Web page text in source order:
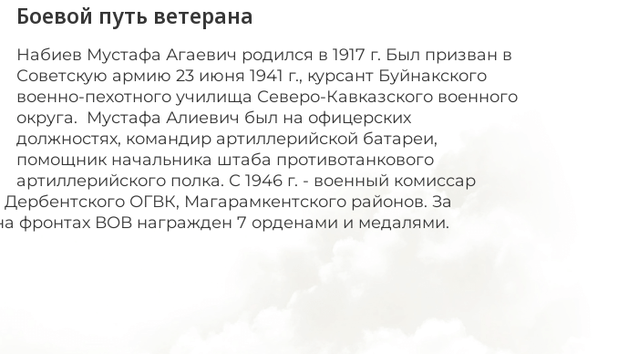
Боевой путь ветерана
Набиев Мустафа Агаевич родился в 1917 г. Был призван в
Советскую армию 23 июня 1941 г., курсант Буйнакского
военно-пехотного училища Северо-Кавказского военного
округа. Мустафа Алиевич был на офицерских
должностях, командир артиллерийской батареи,
помощник начальника штаба противотанкового
артиллерийского полка. С 1946 г. - военный комиссар
Дербентского ОГВК, Магарамкентского районов. За
фронтах ВОВ награжден 7 орденами и медалями.